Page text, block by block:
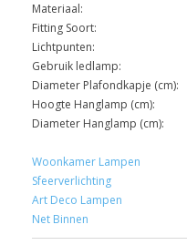
Materiaal:
Fitting Soort:
Lichtpunten:
Gebruik ledlamp:
Diameter Plafondkapje (cm):
Hoogte Hanglamp (cm):
Diameter Hanglamp (cm):
Woonkamer Lampen
Sfeerverlichting
Art Deco Lampen
Net Binnen